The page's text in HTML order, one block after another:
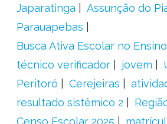
Japaratinga
Assunção do
Parauapebas
Busca Ativa Escolar no
técnico verificador
jovem
Peritoró
Cerejeiras
resultado sistêmico 2
Censo Escolar 2025